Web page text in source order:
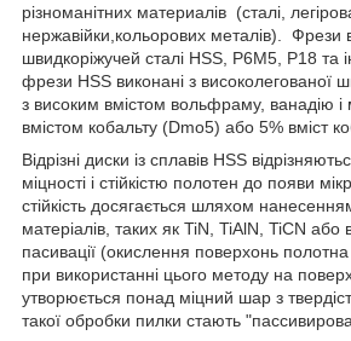
різноманітних материалів (сталі,
нержавійки,кольорових металів). Фрези
швидкоріжучей сталі HSS, Р6М5, Р18 та
фрези HSS виконані з високолегованої
з високим вмістом вольфраму, ванадію і
вмістом кобальту (Dmo5) або 5% вміст
Відрізні диски із сплавів HSS
міцності і стійкістю полотен до появи
стійкість досягається шляхом
матеріалів, таких як TiN, TiAlN, TiCN або
пасивації (окислення поверхонь
при використанні цього методу на
утворюється понад міцний шар з
такої обробки пилки стають